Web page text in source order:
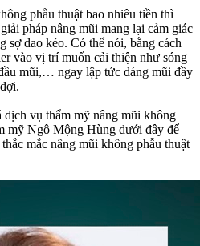
phẫu thuật bao nhiêu tiền thì
pháp nâng mũi mang lại cảm giác
sợ dao kéo. Có thể nói, bằng cách
vào vị trí muốn cải thiện như sóng
mũi,… ngay lập tức dáng mũi đầy
dịch vụ thẩm mỹ nâng mũi không
mỹ Ngô Mộng Hùng dưới đây để
mắc nâng mũi không phẫu thuật